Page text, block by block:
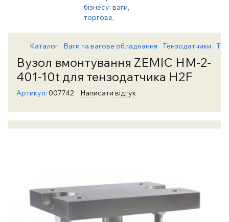
Каталог Ваги та вагове обладнання Тензодатчики
Вузол вмонтування ZEMIC HM-2-
401-10t для тензодатчика H2F
Артикул: 007742 Написати відгук